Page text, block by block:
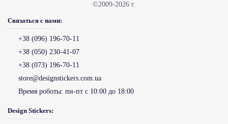
©2009-2026 г.
Связаться с нами:
+38 (096) 196-70-11
+38 (050) 230-41-07
+38 (073) 196-70-11
store@designstickers.com.ua
Время роботы: пн-пт с 10:00 до 18:00
Design Stickers: